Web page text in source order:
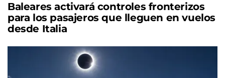
Baleares activará controles fronterizos
para los pasajeros que lleguen en vuelos
desde Italia